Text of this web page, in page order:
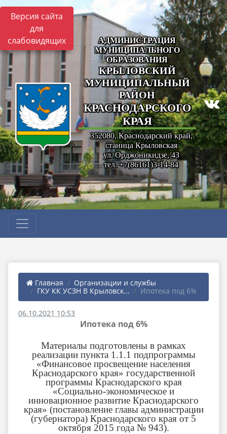
Версия сайта
для
слабовидящих
АДМИНИСТРАЦИЯ
МУНИЦИПАЛЬНОГО
ОБРАЗОВАНИЯ
КРЫЛОВСКИЙ
МУНИЦИПАЛЬНЫЙ
РАЙОН
КРАСНОДАРСКОГО
КРАЯ
352080, Краснодарский край,
станица Крыловская
ул. Орджоникидзе, 43
тел. +7(86161)3-14-84
Главная
Организации и службы
ГКУ КК УСЗН В Крыловск...
Ипотека под 6%
06.10.2021 10:53
Ипотека под 6%
Материалы подготовлены в рамках
реализации пункта 1.1.1 подпрограммы
«Финансовое просвещение населения
Краснодарского края» государственной
программы Краснодарского края
«Социально-экономическое и
инновационное развитие Краснодарского
края» (постановление главы администрации
(губернатора) Краснодарского края от 5
октября 2015 года № 943).